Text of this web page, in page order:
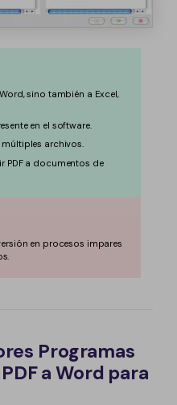
sino también a Excel,
en el software.
archivos.
PDF a documentos de
en procesos impares
Programas
a Word para